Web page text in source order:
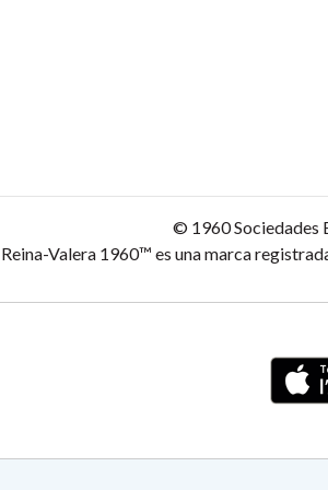
© 1960 Sociedades
Reina-Valera 1960™ es una marca